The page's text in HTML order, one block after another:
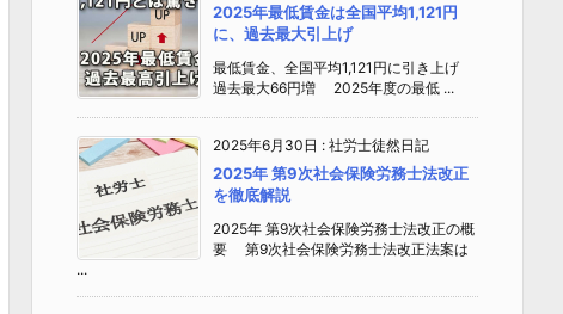
2025年最低賃金は全国平均1,121円
に、過去最大引上げ
最低賃金、全国平均1,121円に引き上げ
過去最大66円増 2025年度の最低 ...
2025年6月30日 : 社労士徒然日記
2025年 第9次社会保険労務士法改正
を徹底解説
2025年 第9次社会保険労務士法改正の概
要 第9次社会保険労務士法改正法案は
...